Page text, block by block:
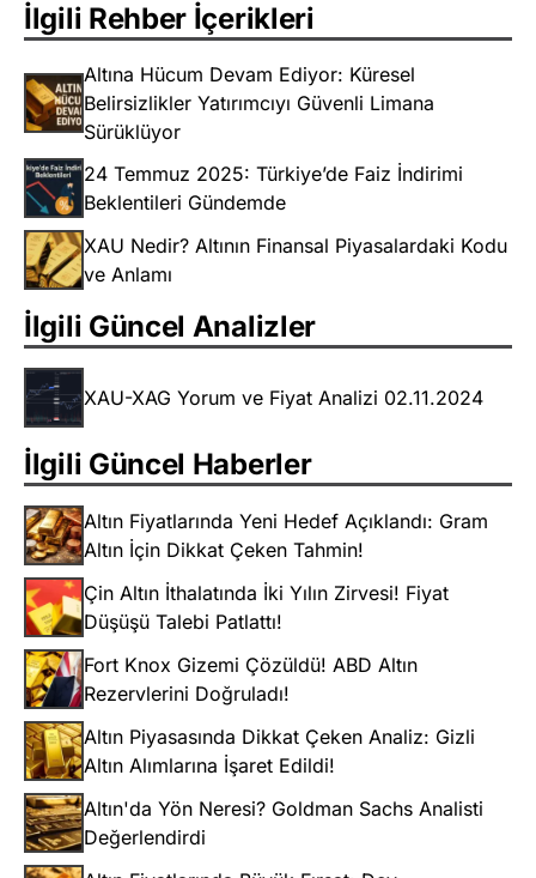
İlgili Rehber İçerikleri
Altına Hücum Devam Ediyor: Küresel
Belirsizlikler Yatırımcıyı Güvenli Limana
Sürüklüyor
24 Temmuz 2025: Türkiye’de Faiz İndirimi
Beklentileri Gündemde
XAU Nedir? Altının Finansal Piyasalardaki Kodu
ve Anlamı
İlgili Güncel Analizler
XAU-XAG Yorum ve Fiyat Analizi 02.11.2024
İlgili Güncel Haberler
Altın Fiyatlarında Yeni Hedef Açıklandı: Gram
Altın İçin Dikkat Çeken Tahmin!
Çin Altın İthalatında İki Yılın Zirvesi! Fiyat
Düşüşü Talebi Patlattı!
Fort Knox Gizemi Çözüldü! ABD Altın
Rezervlerini Doğruladı!
Altın Piyasasında Dikkat Çeken Analiz: Gizli
Altın Alımlarına İşaret Edildi!
Altın'da Yön Neresi? Goldman Sachs Analisti
Değerlendirdi